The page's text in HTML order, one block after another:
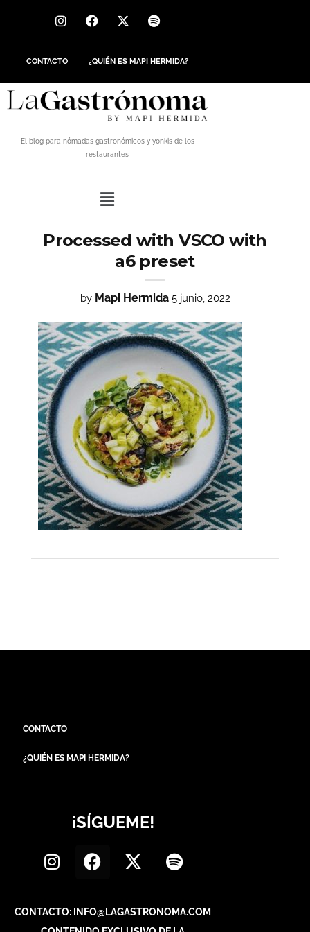
CONTACTO ¿QUIÉN ES MAPI HERMIDA?
El blog para nómadas gastronómicos y yonkis de los
restaurantes
Processed with VSCO with
a6 preset
by Mapi Hermida 5 junio, 2022
CONTACTO
¿QUIÉN ES MAPI HERMIDA?
¡SÍGUEME!
CONTACTO: INFO@LAGASTRONOMA.COM